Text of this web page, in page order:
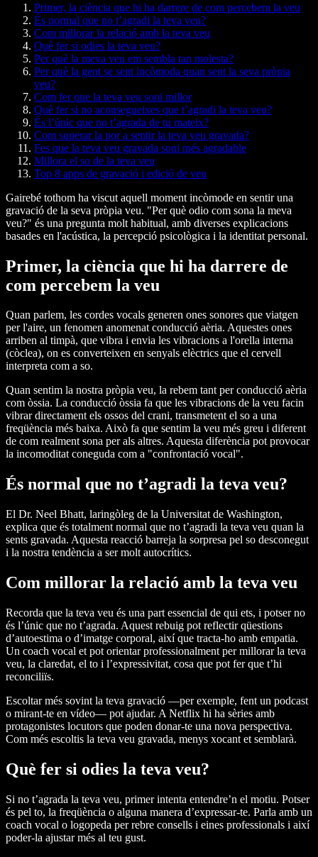
Primer, la ciència que hi ha darrere de com percebem la veu
És normal que no t’agradi la teva veu?
Com millorar la relació amb la teva veu
Què fer si odies la teva veu?
Per què la meva veu em sembla tan molesta?
Per què la gent se sent incòmoda quan sent la seva pròpia
veu?
Com fer que la teva veu soni millor
Què fer si no aconsegueixes que t’agradi la teva veu?
És l’únic que no t’agrada de tu mateix?
Com superar la por a sentir la teva veu gravada?
Fes que la teva veu gravada soni més agradable
Millora el so de la teva veu
Top 8 apps de gravació i edició de veu
Gairebé tothom ha viscut aquell moment incòmode en sentir una
gravació de la seva pròpia veu. "Per què odio com sona la meva
veu?" és una pregunta molt habitual, amb diverses explicacions
basades en l'acústica, la percepció psicològica i la identitat personal.
Primer, la ciència que hi ha darrere de
com percebem la veu
Quan parlem, les cordes vocals generen ones sonores que viatgen
per l'aire, un fenomen anomenat conducció aèria. Aquestes ones
arriben al timpà, que vibra i envia les vibracions a l'orella interna
(còclea), on es converteixen en senyals elèctrics que el cervell
interpreta com a so.
Quan sentim la nostra pròpia veu, la rebem tant per conducció aèria
com òssia. La conducció òssia fa que les vibracions de la veu facin
vibrar directament els ossos del crani, transmetent el so a una
freqüència més baixa. Això fa que sentim la veu més greu i diferent
de com realment sona per als altres. Aquesta diferència pot provocar
la incomoditat coneguda com a "confrontació vocal".
És normal que no t’agradi la teva veu?
El Dr. Neel Bhatt, laringòleg de la Universitat de Washington,
explica que és totalment normal que no t’agradi la teva veu quan la
sents gravada. Aquesta reacció barreja la sorpresa pel so desconegut
i la nostra tendència a ser molt autocrítics.
Com millorar la relació amb la teva veu
Recorda que la teva veu és una part essencial de qui ets, i potser no
és l’únic que no t’agrada. Aquest rebuig pot reflectir qüestions
d’autoestima o d’imatge corporal, així que tracta-ho amb empatia.
Un coach vocal et pot orientar professionalment per millorar la teva
veu, la claredat, el to i l’expressivitat, cosa que pot fer que t’hi
reconciliïs.
Escoltar més sovint la teva gravació —per exemple, fent un podcast
o mirant-te en vídeo— pot ajudar. A Netflix hi ha sèries amb
protagonistes locutors que poden donar-te una nova perspectiva.
Com més escoltis la teva veu gravada, menys xocant et semblarà.
Què fer si odies la teva veu?
Si no t’agrada la teva veu, primer intenta entendre’n el motiu. Potser
és pel to, la freqüència o alguna manera d’expressar-te. Parla amb un
coach vocal o logopeda per rebre consells i eines professionals i així
poder-la ajustar més al teu gust.